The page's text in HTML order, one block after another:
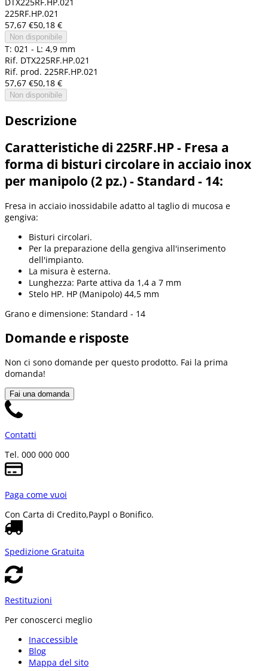
DTX225RF.HP.021
225RF.HP.021
57,67 €50,18 €
Non disponibile
T: 021 - L: 4,9 mm
Rif. DTX225RF.HP.021
Rif. prod. 225RF.HP.021
57,67 €50,18 €
Non disponibile
Descrizione
Caratteristiche di 225RF.HP - Fresa a
forma di bisturi circolare in acciaio inox
per manipolo (2 pz.) - Standard - 14:
Fresa in acciaio inossidabile adatto al taglio di mucosa e
gengiva:
Bisturi circolari.
Per la preparazione della gengiva all'inserimento
dell'impianto.
La misura è esterna.
Lunghezza: Parte attiva da 1,4 a 7 mm
Stelo HP. HP (Manipolo) 44,5 mm
Grano e dimensione: Standard - 14
Domande e risposte
Non ci sono domande per questo prodotto. Fai la prima
domanda!
Fai una domanda
Contatti
Tel. 000 000 000
Paga come vuoi
Con Carta di Credito,Paypl o Bonifico.
Spedizione Gratuita
Restituzioni
Per conoscerci meglio
Inaccessible
Blog
Mappa del sito